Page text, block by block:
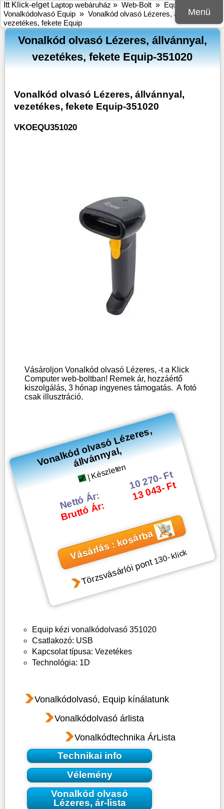
Menü
Itt Klick-elget Laptop webáruház » Web-Bolt » Equip
Vonalkódolvasó Equip » Vonalkód olvasó Lézeres, állvánnyal,
vezetékes, fekete Equip
Vonalkód olvasó Lézeres, állvánnyal,
vezetékes, fekete Equip-351020
Vonalkód olvasó Lézeres, állvánnyal,
vezetékes, fekete Equip-351020
VKOEQU351020
Vásároljon Vonalkód olvasó Lézeres, -t a Klick
Computer web-boltban! Remek ár, hozzáértő
kiszolgálás, 3 hónap ingyenes támogatás. A fotó
csak illusztráció.
V
o
n
al
k
ó
d
ol
v
a
s
ó
L
é
z
er
e
s,
áll
v
á
n
n
y
al,
| Készleten
Nettó Ár:
Bruttó Ár:
10 270- Ft
13 043- Ft
Vásárlás : kosárba
Törzsvásárlói pont130- klick
Equip kézi vonalkódolvasó 351020
Csatlakozó: USB
Kapcsolat típusa: Vezetékes
Technológia: 1D
Vonalkódolvasó, Equip kínálatunk
Vonalkódolvasó árlista
Vonalkódtechnika ÁrLista
Technikai info
Vélemény
Vonalkód olvasó
Lézeres, ár-lista